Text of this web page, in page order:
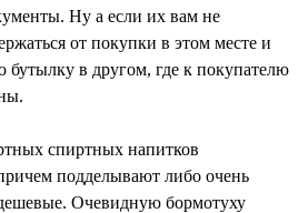
Ну а если их вам не
от покупки в этом месте и
бутылку в другом, где к покупателю
спиртных напитков
подделывают либо очень
Очевидную бормотуху